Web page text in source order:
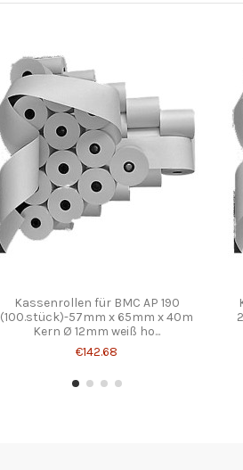
Kassenrollen für BMC AP 190
(100.stück)-57mm x 65mm x 40m
Kern Ø 12mm weiß ho...
€142.68